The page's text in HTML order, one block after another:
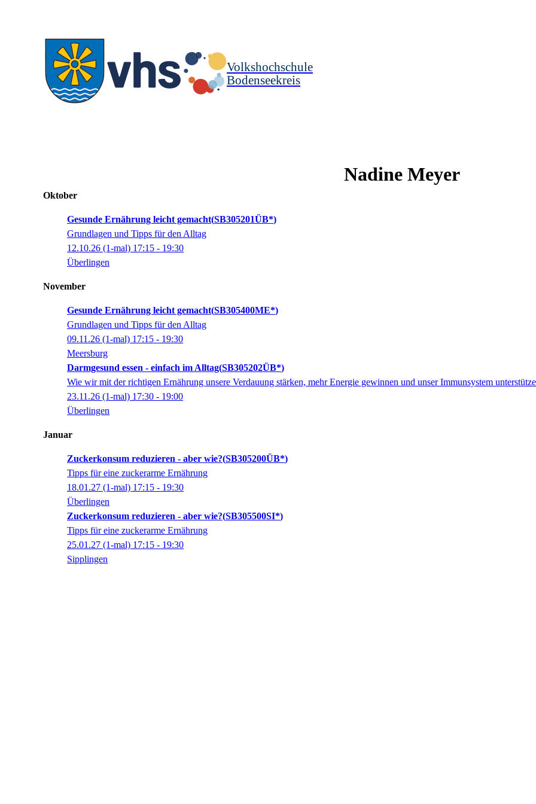
Volkshochschule
Bodenseekreis
Nadine Meyer
Oktober
Gesunde Ernährung leicht gemacht SB305201ÜB*
Grundlagen und Tipps für den Alltag
12.10.26 (1-mal) 17:15 - 19:30
Überlingen
November
Gesunde Ernährung leicht gemacht SB305400ME*
Grundlagen und Tipps für den Alltag
09.11.26 (1-mal) 17:15 - 19:30
Meersburg
Darmgesund essen - einfach im Alltag SB305202ÜB*
Wie wir mit der richtigen Ernährung unsere Verdauung stärken, mehr Energie gewinnen und unser Immunsystem
23.11.26 (1-mal) 17:30 - 19:00
Überlingen
Januar
Zuckerkonsum reduzieren - aber wie? SB305200ÜB*
Tipps für eine zuckerarme Ernährung
18.01.27 (1-mal) 17:15 - 19:30
Überlingen
Zuckerkonsum reduzieren - aber wie? SB305500SI*
Tipps für eine zuckerarme Ernährung
25.01.27 (1-mal) 17:15 - 19:30
Sipplingen